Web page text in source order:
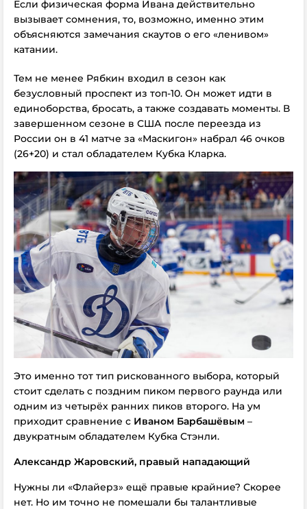
Если физическая форма Ивана действительно
вызывает сомнения, то, возможно, именно этим
объясняются замечания скаутов о его «ленивом»
катании.
Тем не менее Рябкин входил в сезон как
безусловный проспект из топ-10. Он может идти в
единоборства, бросать, а также создавать моменты. В
завершенном сезоне в США после переезда из
России он в 41 матче за «Маскигон» набрал 46 очков
(26+20) и стал обладателем Кубка Кларка.
Это именно тот тип рискованного выбора, который
стоит сделать с поздним пиком первого раунда или
одним из четырёх ранних пиков второго. На ум
приходит сравнение с Иваном Барбашёвым –
двукратным обладателем Кубка Стэнли.
Александр Жаровский, правый нападающий
Нужны ли «Флайерз» ещё правые крайние? Скорее
нет. Но им точно не помешали бы талантливые